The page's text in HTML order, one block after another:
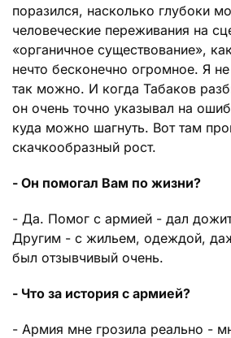
поразился, насколько глубоки
человеческие переживания на
«органичное существование»,
нечто бесконечно огромное. Я
так можно. И когда Табаков
он очень точно указывал на
куда можно шагнуть. Вот там
скачкообразный рост.
- Он помогал Вам по жизни?
- Да. Помог с армией - дал
Другим - с жильем, одеждой,
был отзывчивый очень.
- Что за история с армией?
- Армия мне грозила реально -